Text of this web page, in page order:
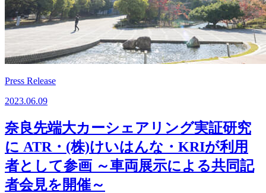
Press Release
2023.06.09
奈良先端大カーシェアリング実証研究
に ATR・(株)けいはんな・KRIが利用
者として参画 ～車両展示による共同記
者会見を開催～